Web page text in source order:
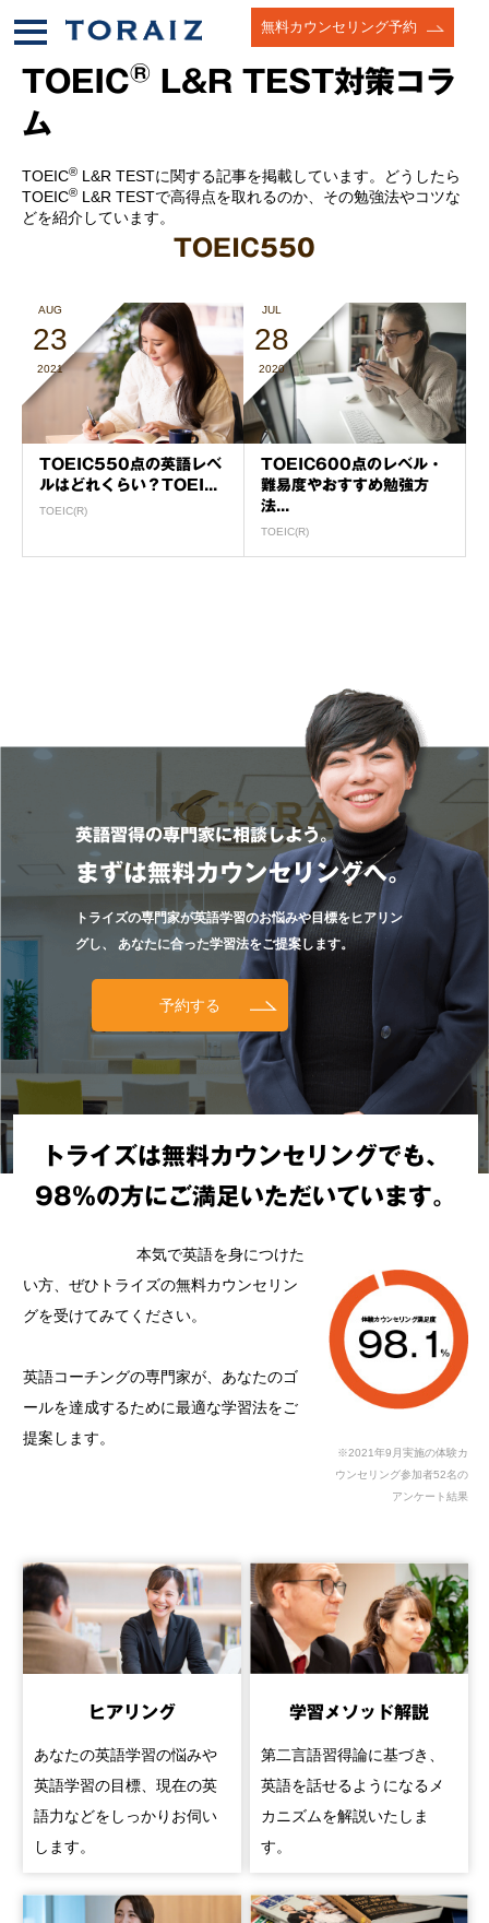
無料カウンセリング予約
TOEIC®
L&R TEST対策コラ
ム
TOEIC® L&R TESTに関する記事を掲載しています。どうしたら
TOEIC® L&R TESTで高得点を取れるのか、その勉強法やコツな
どを紹介しています。
TOEIC550
AUG
23
2021
TOEIC550点の英語レベ
ルはどれくらい？TOEI...
TOEIC(R)
JUL
28
2020
TOEIC600点のレベル・
難易度やおすすめ勉強方
法...
TOEIC(R)
英語習得の専門家に相談しよう。
まずは無料カウンセリングへ。
トライズの専門家が英語学習のお悩みや目標をヒアリン
グし、
あなたに合った学習法をご提案します。
予約する
トライズは無料カウンセリングでも、
98%の方にご満足いただいています。
本気で英語を身につけた
い方、ぜひトライズの無料カウンセリン
グを受けてみてください。
英語コーチングの専門家が、あなたのゴ
ールを達成するために最適な学習法をご
提案します。
※2021年9月実施の体験カ
ウンセリング参加者52名の
アンケート結果
ヒアリング
あなたの英語学習の悩みや
英語学習の目標、現在の英
語力などをしっかりお伺い
します。
学習メソッド解説
第二言語習得論に基づき、
英語を話せるようになるメ
カニズムを解説いたしま
す。